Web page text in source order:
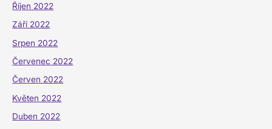
Říjen 2022
Září 2022
Srpen 2022
Červenec 2022
Červen 2022
Květen 2022
Duben 2022